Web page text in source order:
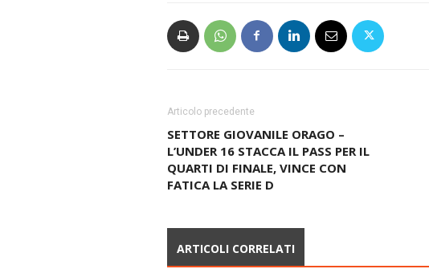
Articolo precedente
SETTORE GIOVANILE ORAGO –
L’UNDER 16 STACCA IL PASS PER IL
QUARTI DI FINALE, VINCE CON
FATICA LA SERIE D
ARTICOLI CORRELATI